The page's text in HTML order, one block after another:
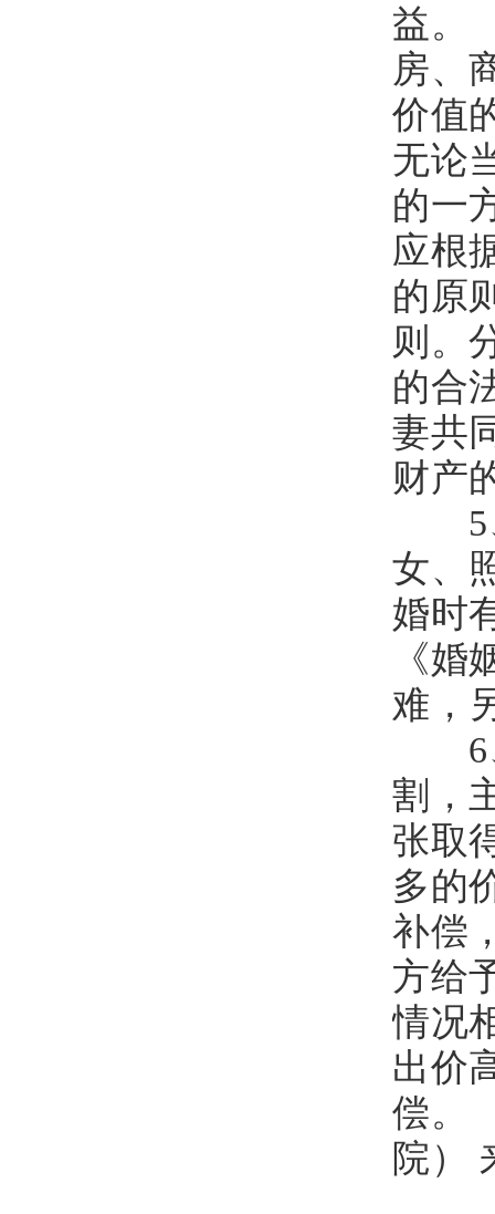
益。
房、
价值
无论
的一
应根
的原
则。
的合
妻共
财产
5、
女、
婚时
《
难，
6、
割，
张取
多的
补偿
方给
情况
出价
偿。
院）